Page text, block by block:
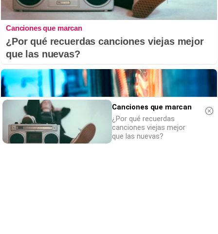
Canciones que marcan
¿Por qué recuerdas canciones viejas mejor
que las nuevas?
Canciones que marcan
¿Por qué recuerdas
canciones viejas mejor
que las nuevas?